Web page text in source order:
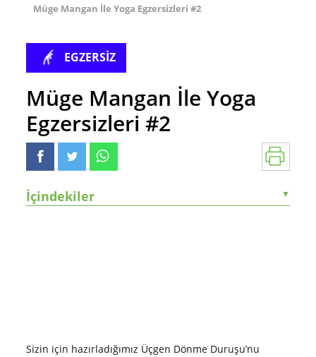
Müge Mangan İle Yoga Egzersizleri #2
EGZERSİZ
Müge Mangan İle Yoga
Egzersizleri #2
İçindekiler ▼
Sizin için hazırladığımız Üçgen Dönme Duruşu’nu